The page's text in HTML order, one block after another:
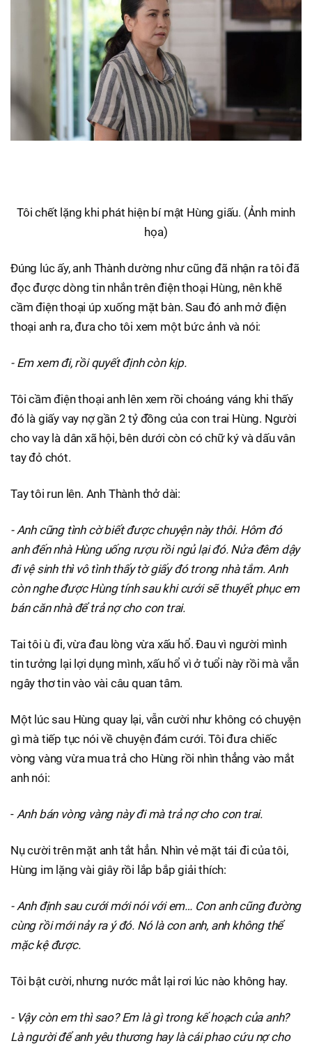
Tôi chết lặng khi phát hiện bí mật Hùng giấu. (Ảnh minh
họa)
Đúng lúc ấy, anh Thành dường như cũng đã nhận ra tôi đã
đọc được dòng tin nhắn trên điện thoại Hùng, nên khẽ
cầm điện thoại úp xuống mặt bàn. Sau đó anh mở điện
thoại anh ra, đưa cho tôi xem một bức ảnh và nói:
- Em xem đi, rồi quyết định còn kịp.
Tôi cầm điện thoại anh lên xem rồi choáng váng khi thấy
đó là giấy vay nợ gần 2 tỷ đồng của con trai Hùng. Người
cho vay là dân xã hội, bên dưới còn có chữ ký và dấu vân
tay đỏ chót.
Tay tôi run lên. Anh Thành thở dài:
- Anh cũng tình cờ biết được chuyện này thôi. Hôm đó
anh đến nhà Hùng uống rượu rồi ngủ lại đó. Nửa đêm dậy
đi vệ sinh thì vô tình thấy tờ giấy đó trong nhà tắm. Anh
còn nghe được Hùng tính sau khi cưới sẽ thuyết phục em
bán căn nhà để trả nợ cho con trai.
Tai tôi ù đi, vừa đau lòng vừa xấu hổ. Đau vì người mình
tin tưởng lại lợi dụng mình, xấu hổ vì ở tuổi này rồi mà vẫn
ngây thơ tin vào vài câu quan tâm.
Một lúc sau Hùng quay lại, vẫn cười như không có chuyện
gì mà tiếp tục nói về chuyện đám cưới. Tôi đưa chiếc
vòng vàng vừa mua trả cho Hùng rồi nhìn thẳng vào mắt
anh nói:
-Anh bán vòng vàng này đi mà trả nợ cho con trai.
Nụ cười trên mặt anh tắt hẳn. Nhìn vẻ mặt tái đi của tôi,
Hùng im lặng vài giây rồi lắp bắp giải thích:
- Anh định sau cưới mới nói với em… Con anh cũng đường
cùng rồi mới nảy ra ý đó. Nó là con anh, anh không thể
mặc kệ được.
Tôi bật cười, nhưng nước mắt lại rơi lúc nào không hay.
- Vậy còn em thì sao? Em là gì trong kế hoạch của anh?
Là người để anh yêu thương hay là cái phao cứu nợ cho